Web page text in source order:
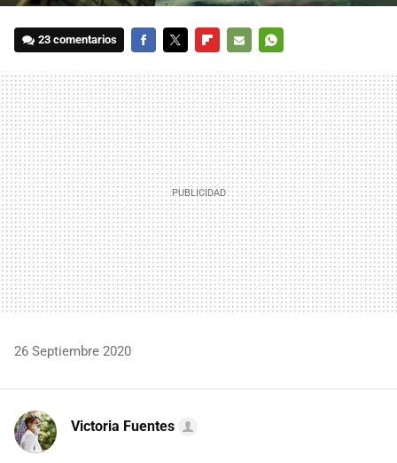
23 comentarios
MAIL
26 Septiembre 2020
Victoria Fuentes